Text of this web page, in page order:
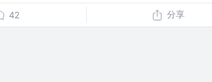
42 分享